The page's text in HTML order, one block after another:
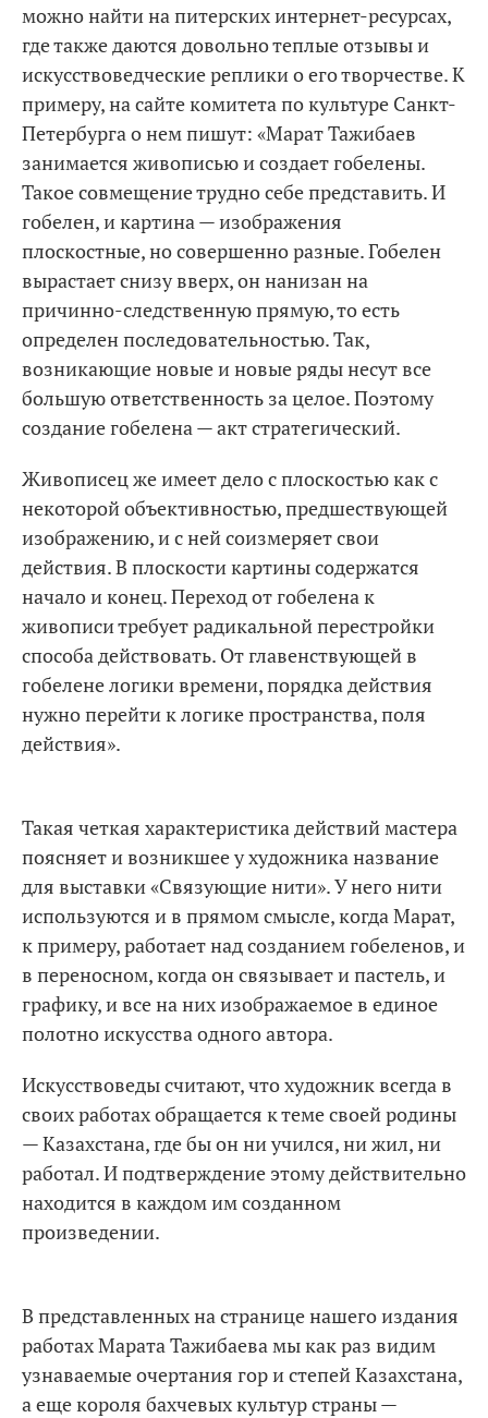
можно найти на питерских интернет-ресурсах,
где также даются довольно теплые отзывы и
искусствоведческие реплики о его творчестве. К
примеру, на сайте комитета по культуре Санкт-
Петербурга о нем пишут: «Марат Тажибаев
занимается живописью и создает гобелены.
Такое совмещение трудно себе представить. И
гобелен, и картина — изображения
плоскостные, но совершенно разные. Гобелен
вырастает снизу вверх, он нанизан на
причинно-следственную прямую, то есть
определен последовательностью. Так,
возникающие новые и новые ряды несут все
большую ответственность за целое. Поэтому
создание гобелена — акт стратегический.
Живописец же имеет дело с плоскостью как с
некоторой объективностью, предшествующей
изображению, и с ней соизмеряет свои
действия. В плоскости картины содержатся
начало и конец. Переход от гобелена к
живописи требует радикальной перестройки
способа действовать. От главенствующей в
гобелене логики времени, порядка действия
нужно перейти к логике пространства, поля
действия».
Такая четкая характеристика действий мастера
поясняет и возникшее у художника название
для выставки «Связующие нити». У него нити
используются и в прямом смысле, когда Марат,
к примеру, работает над созданием гобеленов, и
в переносном, когда он связывает и пастель, и
графику, и все на них изображаемое в единое
полотно искусства одного автора.
Искусствоведы считают, что художник всегда в
своих работах обращается к теме своей родины
— Казахстана, где бы он ни учился, ни жил, ни
работал. И подтверждение этому действительно
находится в каждом им созданном
произведении.
В представленных на странице нашего издания
работах Марата Тажибаева мы как раз видим
узнаваемые очертания гор и степей Казахстана,
а еще короля бахчевых культур страны —